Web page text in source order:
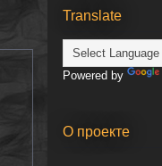
Translate
Powered by
О проекте